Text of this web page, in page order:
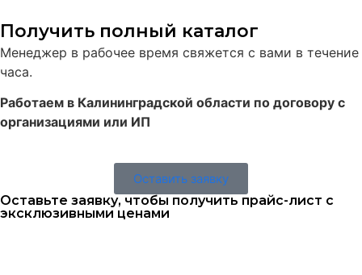
Получить полный каталог
Менеджер в рабочее время свяжется с вами в течение
часа.
Работаем в Калининградской области по договору с
организациями или ИП
Оставить заявку
Оставьте заявку, чтобы получить прайс-лист с
эксклюзивными ценами